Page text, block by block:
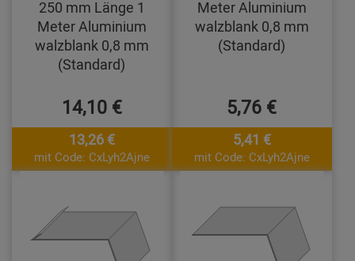
250 mm Länge 1
Meter Aluminium
walzblank 0,8 mm
(Standard)
14,10 €
13,26 €
mit Code: CxLyh2Ajne
Meter Aluminium
walzblank 0,8 mm
(Standard)
5,76 €
5,41 €
mit Code: CxLyh2Ajne